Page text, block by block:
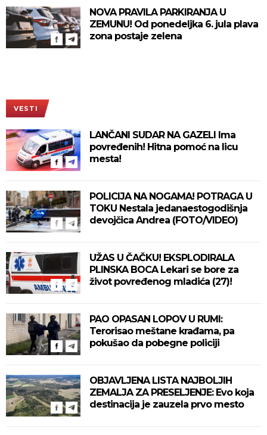
NOVA PRAVILA PARKIRANJA U
ZEMUNU! Od ponedeljka 6. jula plava
zona postaje zelena
VESTI
LANČANI SUDAR NA GAZELI Ima
povređenih! Hitna pomoć na licu
mesta!
POLICIJA NA NOGAMA! POTRAGA U
TOKU Nestala jedanaestogodišnja
devojčica Andrea (FOTO/VIDEO)
UŽAS U ČAČKU! EKSPLODIRALA
PLINSKA BOCA Lekari se bore za
život povređenog mladića (27)!
PAO OPASAN LOPOV U RUMI:
Terorisao meštane krađama, pa
pokušao da pobegne policiji
OBJAVLJENA LISTA NAJBOLJIH
ZEMALJA ZA PRESELJENJE: Evo koja
destinacija je zauzela prvo mesto